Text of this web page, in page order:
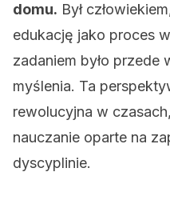
domu. Był
edukację jako proces
zadaniem było przede
myślenia. Ta
rewolucyjna w
nauczanie oparte na
dyscyplinie.